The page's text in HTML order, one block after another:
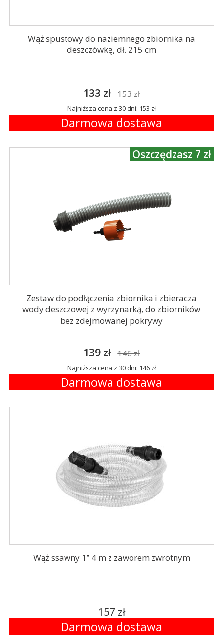
Wąż spustowy do naziemnego zbiornika na
deszczówkę, dł. 215 cm
133 zł 153 zł
Najniższa cena z 30 dni: 153 zł
Darmowa dostawa
Zestaw do podłączenia zbiornika i zbieracza
wody deszczowej z wyrzynarką, do zbiorników
bez zdejmowanej pokrywy
139 zł 146 zł
Najniższa cena z 30 dni: 146 zł
Darmowa dostawa
Oszczędzasz 7 zł
Wąż ssawny 1” 4 m z zaworem zwrotnym
157 zł
Darmowa dostawa